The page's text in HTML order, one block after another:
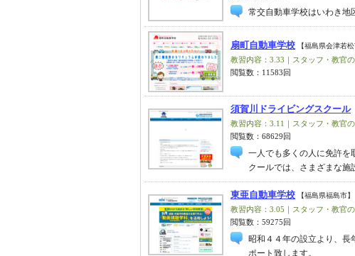
常交自動車学校はいわき地
扇町自動車学校 【福島県会津若松
教習内容：3.33｜スタッフ・教官
閲覧数：11583回
須賀川ドライビングスクール
教習内容：3.11｜スタッフ・教官
閲覧数：68629回
一人でも多くの人に免許を
クールでは、さまざまな施
東亜自動車学校 【福島県福島市】
教習内容：3.05｜スタッフ・教官
閲覧数：59275回
昭和４４年の設立より、
ポート致します。